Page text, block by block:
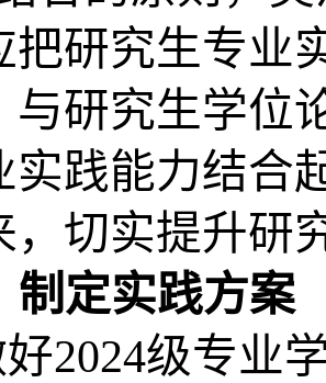
把研究生专业
与研究生学位
实践能力结合
，切实提升研
制定实践方案
2024级专业